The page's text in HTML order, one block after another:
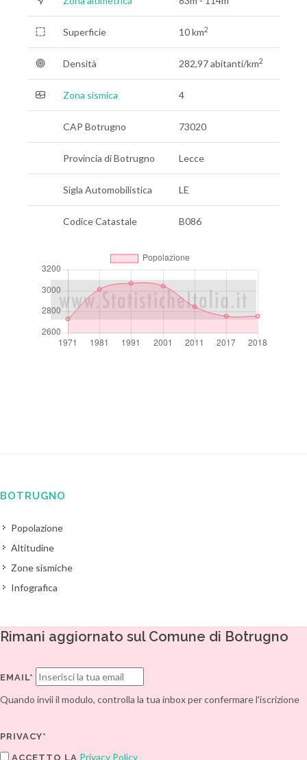
Superficie 10 km2
Densità 282,97 abitanti/km2
Zona sismica 4
CAP Botrugno 73020
Provincia di Botrugno Lecce
Sigla Automobilistica LE
Codice Catastale B086
BOTRUGNO
Popolazione
Altitudine
Zone sismiche
Infografica
Rimani aggiornato sul Comune di Botrugno
EMAIL*
Quando invii il modulo, controlla la tua inbox per confermare l'iscrizione
PRIVACY*
ACCETTO LA Privacy Policy